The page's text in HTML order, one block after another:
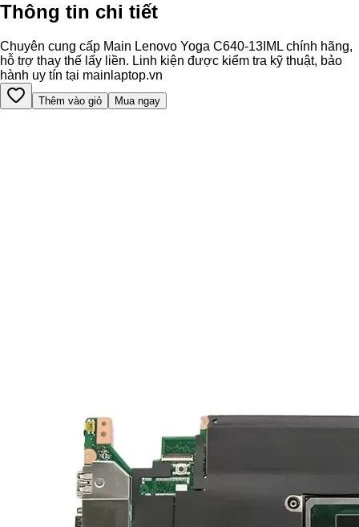
Thông tin chi tiết
Chuyên cung cấp Main Lenovo Yoga C640-13IML chính hãng,
hỗ trợ thay thế lấy liền. Linh kiện được kiểm tra kỹ thuật, bảo
hành uy tín tại mainlaptop.vn
Thêm vào giỏ Mua ngay